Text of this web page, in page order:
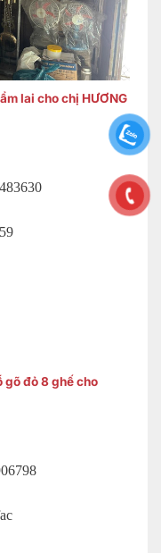
lai cho chị HƯƠNG
gõ đỏ 8 ghế cho